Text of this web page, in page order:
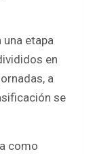
una etapa
en
a
se
como